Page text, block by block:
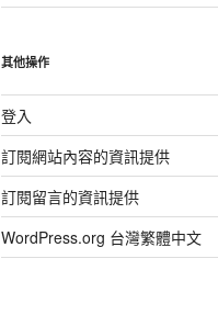
其他操作
登入
訂閱網站內容的資訊提供
訂閱留言的資訊提供
WordPress.org 台灣繁體中文